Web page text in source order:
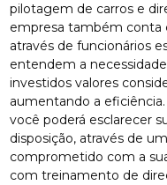
pilotagem de carros e
empresa também
através de funcionários
entendem a
investidos valores
aumentando a
você poderá esclarecer
disposição, através de
comprometido com a
com treinamento de